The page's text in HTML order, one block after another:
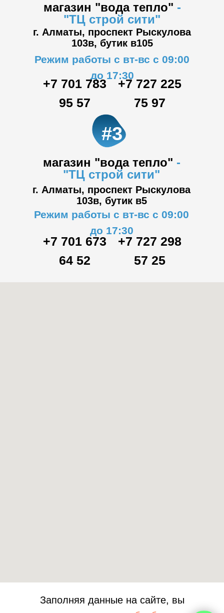
магазин "вода тепло" -
"ТЦ строй сити"
г. Алматы, проспект Рыскулова
103в, бутик в105
Режим работы с вт-вс с 09:00
до 17:30
магазин "вода тепло" -
"ТЦ строй сити"
#3
г. Алматы, проспект Рыскулова
103в, бутик в5
Режим работы с вт-вс с 09:00
до 17:30
+7 701 783
95 57
+7 727 225
75 97
+7 701 673
64 52
+7 727 298
57 25
Заполняя данные на сайте, вы